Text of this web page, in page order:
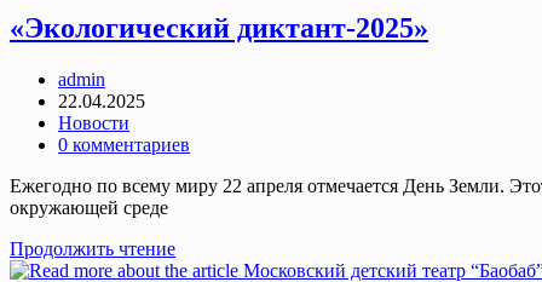
безопасность”
«Экологический диктант-2025»
Post
author:
admin
Запись
опубликована:
22.04.2025
Post
category:
Новости
Post
0 комментариев
Ежегодно по всему миру 22 апреля отмечается День Земли.
окружающей среде
Продолжить чтение«Экологический
диктант-2025»